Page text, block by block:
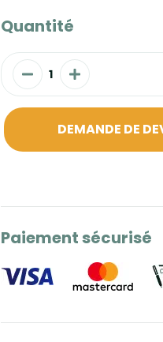
Quantité
DEMANDE DE
Paiement sécurisé